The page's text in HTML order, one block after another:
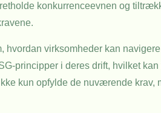
konkurrenceevnen og
virksomheder kan
principper i deres drift, hvilket
kun opfylde de nuværende